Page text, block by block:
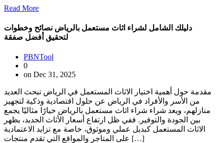
Read More
دليلك الشامل لشراء اثاث مستعمل بالرياض نصائح وخطوات
لتحقيق أفضل صفقة
PBNTool
0
on Dec 31, 2025
مقدمة حول أهمية اختيار الاثاث المستعمل في الرياض تبحث العديد
من الأسر والأفراد في الرياض عن حلول اقتصادية وذكية لتجهيز
منازلهم، ويعد شراء شراء اثاث مستعمل بالرياض خيارًا مثاليًا يجمع
بين الجودة والتوفير. ففي ظل ارتفاع أسعار الأثاث الجديد، يظهر
الاثاث المستعمل كبديل عملي وموثوق، خاصة مع تزايد الاعتمادية
على المتاجر والمواقع التي تقدم منتجات […]